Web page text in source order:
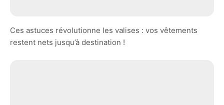
Ces astuces révolutionne les valises : vos vêtements
restent nets jusqu’à destination !